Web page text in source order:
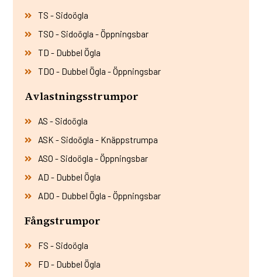
TS - Sidoögla
TSO - Sidoögla - Öppningsbar
TD - Dubbel Ögla
TDO - Dubbel Ögla - Öppningsbar
Avlastningsstrumpor
AS - Sidoögla
ASK - Sidoögla - Knäppstrumpa
ASO - Sidoögla - Öppningsbar
AD - Dubbel Ögla
ADO - Dubbel Ögla - Öppningsbar
Fångstrumpor
FS - Sidoögla
FD - Dubbel Ögla